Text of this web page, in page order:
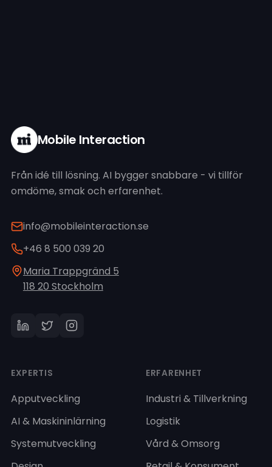
Mobile Interaction
Från idé till lösning. AI bygger snabbare - vi tillför
omdöme, smak och erfarenhet.
info@mobileinteraction.se
+46 8 500 039 20
Maria Trappgränd 5
118 20 Stockholm
EXPERTIS
Apputveckling
AI & Maskininlärning
Systemutveckling
ERFARENHET
Industri & Tillverkning
Logistik
Vård & Omsorg